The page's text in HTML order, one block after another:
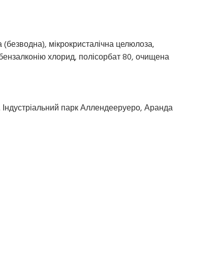
мікрокристалічна целюлоза,
хлорид, полісорбат 80, очищена
парк Аллендееруеро, Аранда